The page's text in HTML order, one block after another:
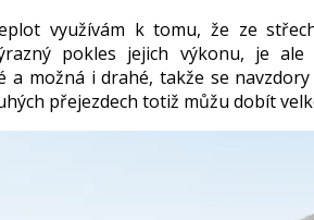
využívám k tomu, že ze
pokles jejich výkonu, je
a možná i drahé, takže se
přejezdech totiž můžu dobít